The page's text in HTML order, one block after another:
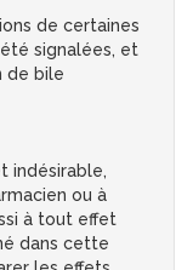
de certaines
signalées, et
de bile
indésirable,
ou à
à tout effet
dans cette